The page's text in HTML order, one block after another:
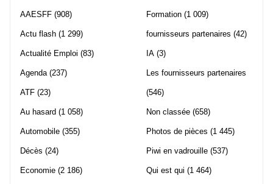
AAESFF (908)
Actu flash (1 299)
Actualité Emploi (83)
Agenda (237)
ATF (23)
Au hasard (1 058)
Automobile (355)
Décès (24)
Economie (2 186)
Formation (1 009)
fournisseurs partenaires (42)
IA (3)
Les fournisseurs partenaires
(546)
Non classée (658)
Photos de pièces (1 445)
Piwi en vadrouille (537)
Qui est qui (1 464)